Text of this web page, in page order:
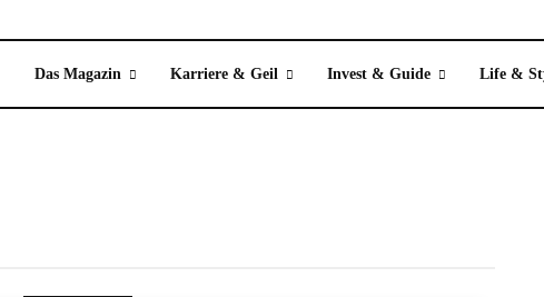
Das Magazin Karriere & Geil Invest & Guide Life &